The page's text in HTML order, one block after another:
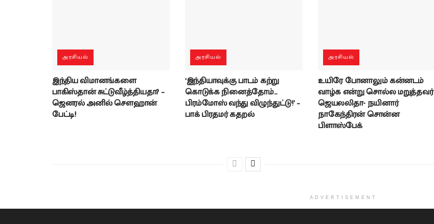
அரசியல்
இந்திய விமானங்களை
பாகிஸ்தான் சுட்டுவீழ்த்தியதா? –
ஜெனரல் அனில் சௌஹான்
பேட்டி!
அரசியல்
‘இந்தியாவுக்கு பாடம் கற்று
கொடுக்க நினைத்தோம்…
பிரம்மோஸ் வந்து விழுந்துட்டு!’ –
பாக் பிரதமர் கதறல்
அரசியல்
உயிரே போனாலும் கன்னடம்
வாழ்க என்று சொல்ல மறுத்தவர்
ஜெயலலிதா- நயினார்
நாகேந்திரன் சொன்ன
பிளாஸ்பேக்
ADVERTISEMENT